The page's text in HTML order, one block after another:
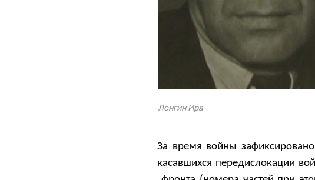
Лонгин Ира
За время войны
касавшихся передислокации